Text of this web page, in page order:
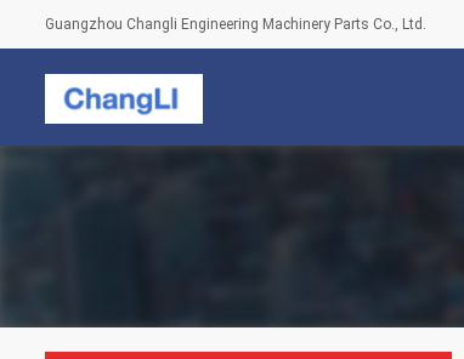
Guangzhou Changli Engineering Machinery Parts Co., Ltd.